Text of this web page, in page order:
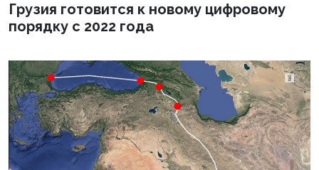
Грузия готовится к новому цифровому
порядку с 2022 года